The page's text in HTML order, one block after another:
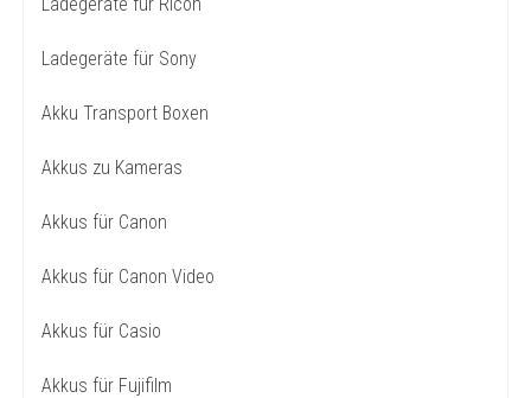
Ladegeräte für Sony
Akku Transport Boxen
Akkus zu Kameras
Akkus für Canon
Akkus für Canon Video
Akkus für Casio
Akkus für Fujifilm